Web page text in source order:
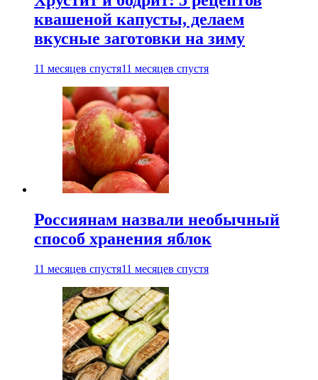
квашеной капусты, делаем
вкусные заготовки на зиму
11 месяцев спустя11 месяцев спустя
Россиянам назвали необычный
способ хранения яблок
11 месяцев спустя11 месяцев спустя